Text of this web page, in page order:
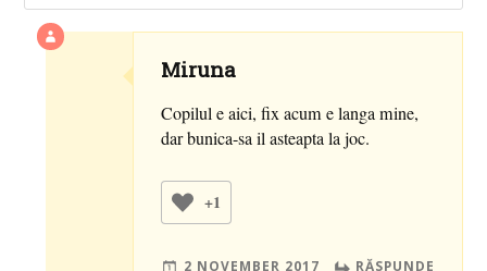
Miruna
Copilul e aici, fix acum e langa mine,
dar bunica-sa il asteapta la joc.
+1
2 NOVEMBER 2017 RĂSPUNDE